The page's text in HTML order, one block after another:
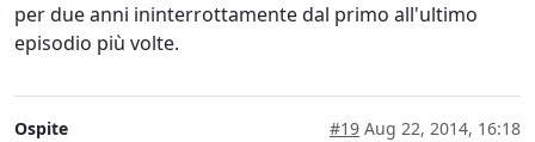
per due anni ininterrottamente dal primo all'ultimo
episodio più volte.
Ospite #19 Aug 22, 2014, 16:18